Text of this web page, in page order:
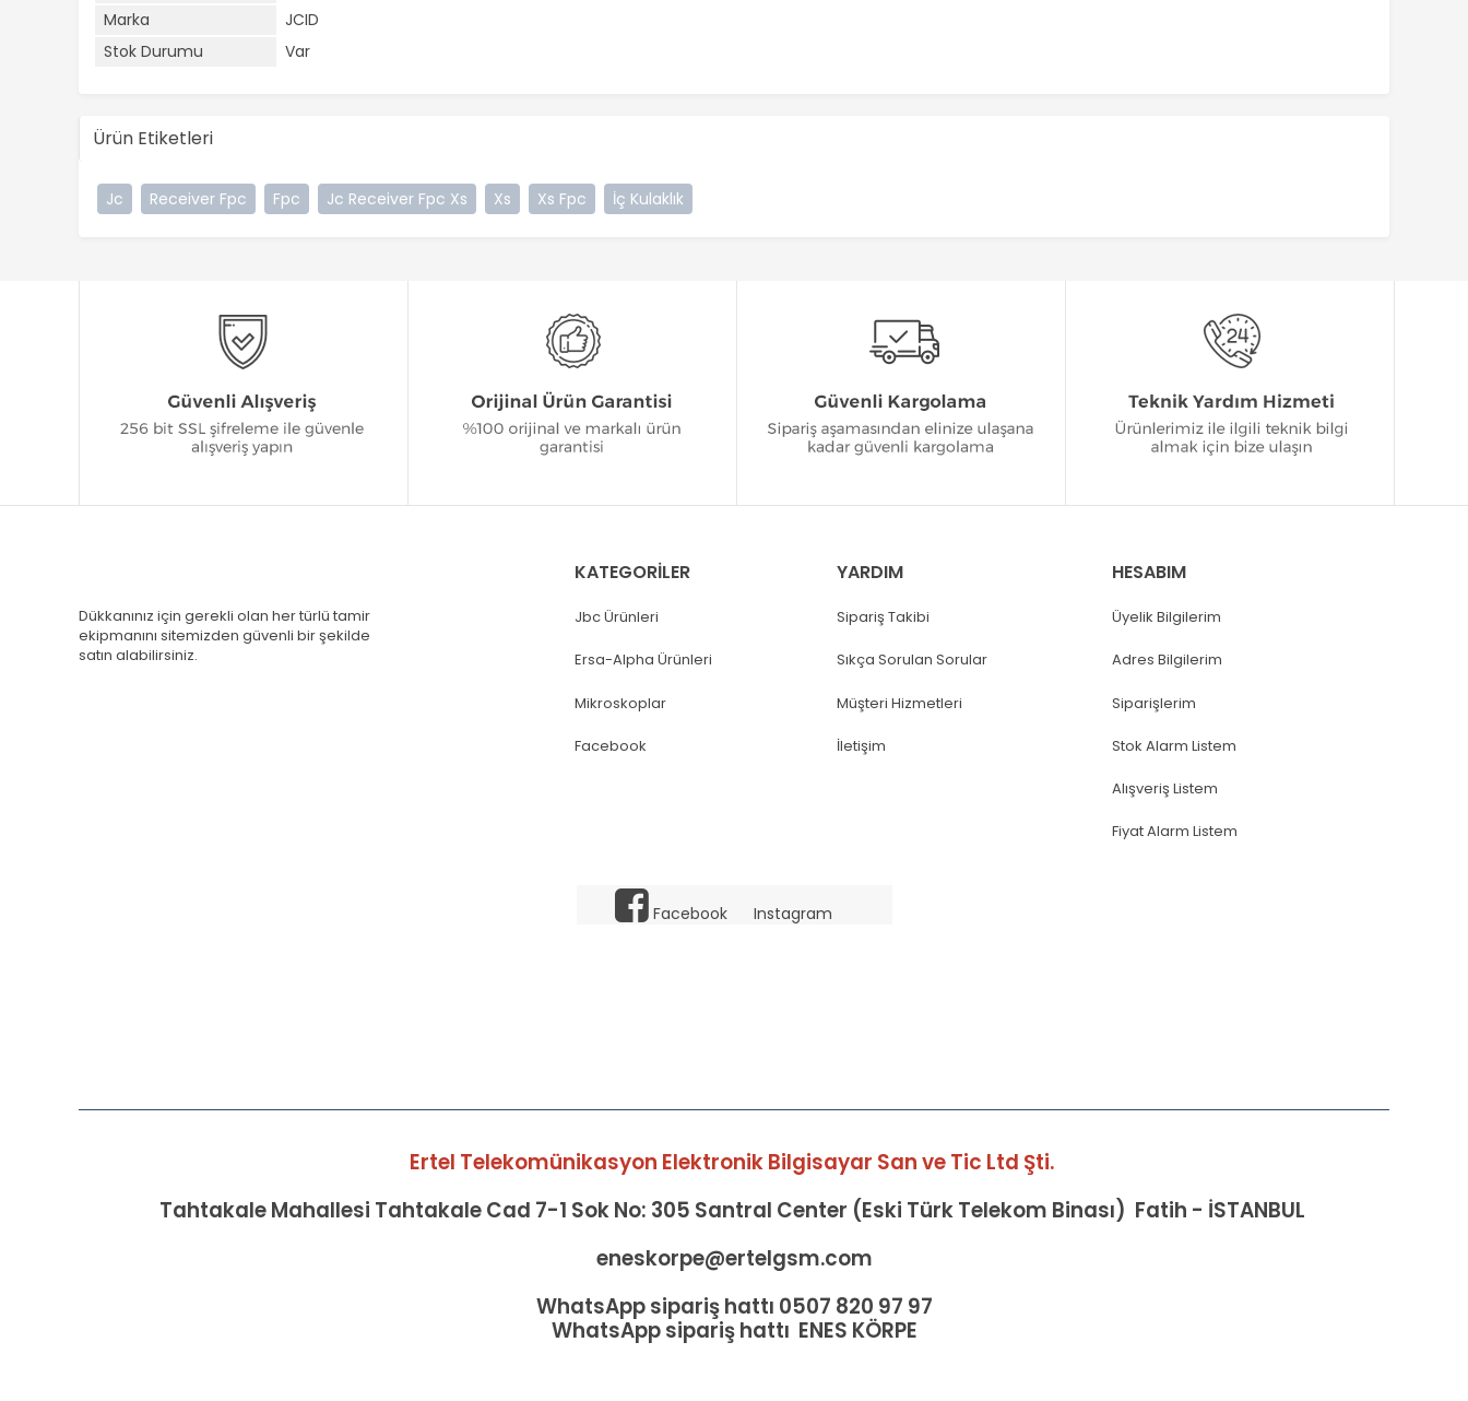
Marka
JCID
Stok Durumu
Var
Ürün Etiketleri
Jc Receiver Fpc Fpc Jc Receiver Fpc Xs Xs Xs Fpc İç Kulaklık
Dükkanınız için gerekli olan her türlü tamir
ekipmanını sitemizden güvenli bir şekilde
satın alabilirsiniz.
KATEGORİLER
Jbc Ürünleri
Ersa-Alpha Ürünleri
Mikroskoplar
Facebook
YARDIM
Sipariş Takibi
Sıkça Sorulan Sorular
Müşteri Hizmetleri
İletişim
HESABIM
Üyelik Bilgilerim
Adres Bilgilerim
Siparişlerim
Stok Alarm Listem
Alışveriş Listem
Fiyat Alarm Listem
Facebook Instagram
Ertel Telekomünikasyon Elektronik Bilgisayar San ve Tic Ltd Şti.
Tahtakale Mahallesi Tahtakale Cad 7-1 Sok No: 305 Santral Center (Eski Türk Telekom Binası) Fatih - İSTANBUL
eneskorpe@ertelgsm.com
WhatsApp sipariş hattı 0507 820 97 97
WhatsApp sipariş hattı ENES KÖRPE